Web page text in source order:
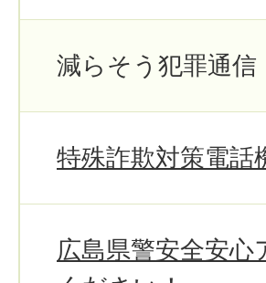
減らそう犯罪通信
特殊詐欺対策電話
広島県警安全安